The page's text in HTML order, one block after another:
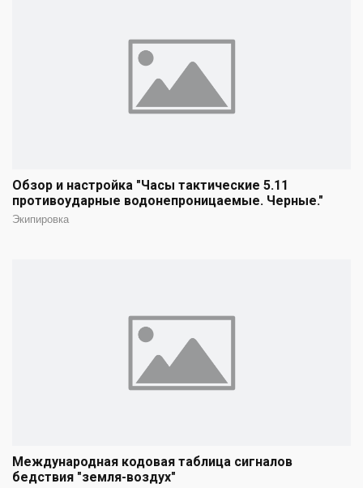
Обзор и настройка "Часы тактические 5.11
противоударные водонепроницаемые. Черные."
Экипировка
Международная кодовая таблица сигналов
бедствия "земля-воздух"